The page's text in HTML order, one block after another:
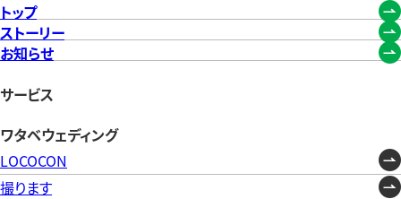
トップ
ストーリー
お知らせ
サービス
ワタベウェディング
LOCOCON
撮ります